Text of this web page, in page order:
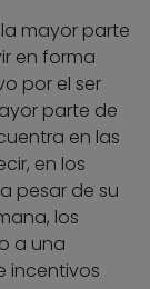
mayor parte
en forma
por el ser
parte de
en las
en los
pesar de su
los
a una
incentivos